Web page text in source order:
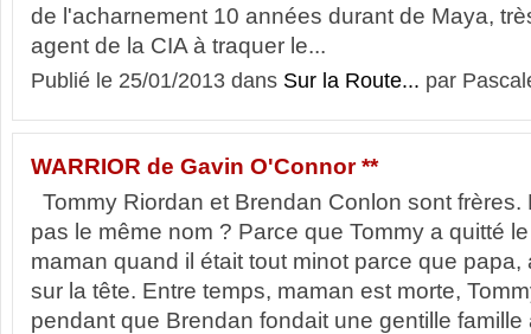
de l'acharnement 10 années durant de Maya,
agent de la CIA à traquer le...
Publié le 25/01/2013 dans Sur la Route... par
WARRIOR de Gavin O'Connor **
Tommy Riordan et Brendan Conlon sont
pas le même nom ? Parce que Tommy a quitté
maman quand il était tout minot parce que papa,
sur la tête. Entre temps, maman est morte,
pendant que Brendan fondait une gentille